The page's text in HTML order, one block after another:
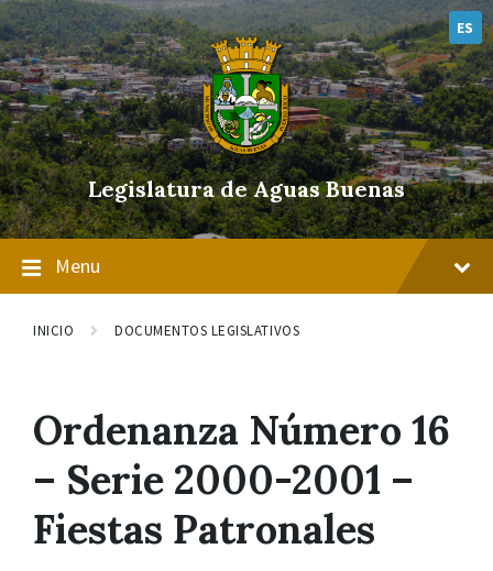
Skip
to
content
Skip
to
main
navigation
Skip
to
footer
ES
Legislatura de Aguas Buenas
Menu
INICIO DOCUMENTOS LEGISLATIVOS
Ordenanza Número 16
– Serie 2000-2001 –
Fiestas Patronales